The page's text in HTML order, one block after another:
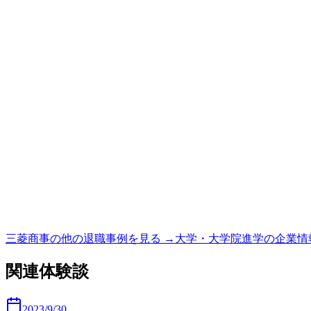
三菱商事の他の退職事例を見る → 大学・大学院進学の企業
関連体験談